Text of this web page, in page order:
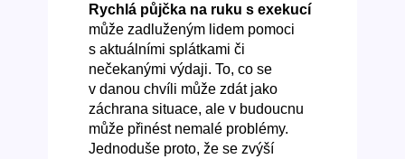
Rychlá půjčka na ruku s exekucí
může zadluženým lidem pomoci
s aktuálními splátkami či
nečekanými výdaji. To, co se
v danou chvíli může zdát jako
záchrana situace, ale v budoucnu
může přinést nemalé problémy.
Jednoduše proto, že se zvýší